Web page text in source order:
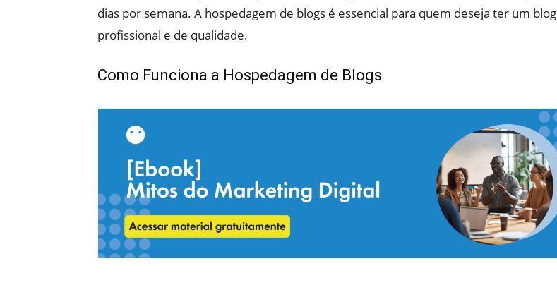
dias por semana. A hospedagem de blogs é essencial para quem deseja ter um blog
profissional e de qualidade.
Como Funciona a Hospedagem de Blogs